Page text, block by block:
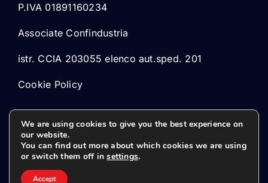
P.IVA 01891160234
Associate Confindustria
istr. CCIA 203055 elenco aut.sped. 201
Cookie Policy
We are using cookies to give you the best experience on
our website.
You can find out more about which cookies we are using
or switch them off insettings.
Accept